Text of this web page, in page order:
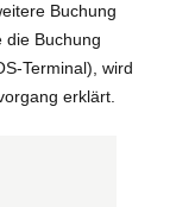
Buchung
die Buchung
Terminal), wird
erklärt.